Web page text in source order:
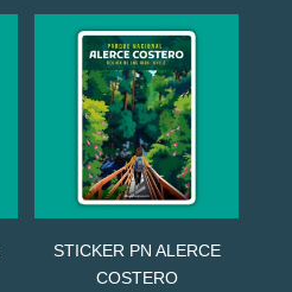
STICKER PN ALERCE
COSTERO